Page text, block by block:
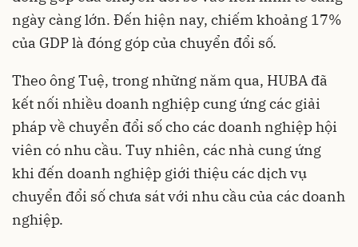
ngày càng lớn. Đến hiện nay, chiếm khoảng 17%
của GDP là đóng góp của chuyển đổi số.
Theo ông Tuệ, trong những năm qua, HUBA đã
kết nối nhiều doanh nghiệp cung ứng các giải
pháp về chuyển đổi số cho các doanh nghiệp hội
viên có nhu cầu. Tuy nhiên, các nhà cung ứng
khi đến doanh nghiệp giới thiệu các dịch vụ
chuyển đổi số chưa sát với nhu cầu của các doanh
nghiệp.